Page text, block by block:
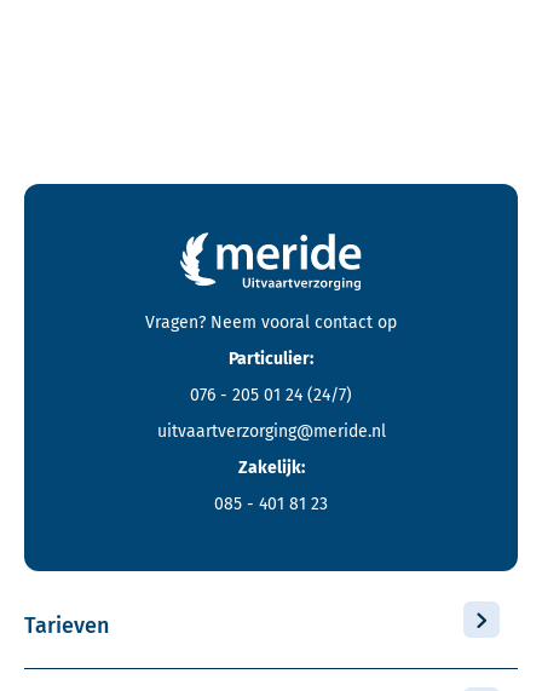
Contactgegevens en footer menu van Meride
Vragen? Neem vooral contact op
Particulier:
076 - 205 01 24 (24/7)
uitvaartverzorging@meride.nl
Zakelijk:
085 - 401 81 23
Tarieven